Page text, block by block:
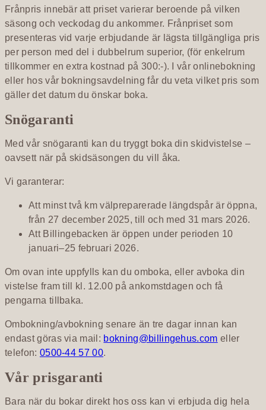
Frånpris innebär att priset varierar beroende på vilken
säsong och veckodag du ankommer. Frånpriset som
presenteras vid varje erbjudande är lägsta tillgängliga pris
per person med del i dubbelrum superior, (för enkelrum
tillkommer en extra kostnad på 300:-). I vår onlinebokning
eller hos vår bokningsavdelning får du veta vilket pris som
gäller det datum du önskar boka.
Snögaranti
Med vår snögaranti kan du tryggt boka din skidvistelse –
oavsett när på skidsäsongen du vill åka.
Vi garanterar:
Att minst två km välpreparerade längdspår är öppna,
från 27 december 2025, till och med 31 mars 2026.
Att Billingebacken är öppen under perioden 10
januari–25 februari 2026.
Om ovan inte uppfylls kan du omboka, eller avboka din
vistelse fram till kl. 12.00 på ankomstdagen och få
pengarna tillbaka.
Ombokning/avbokning senare än tre dagar innan kan
endast göras via mail: bokning@billingehus.com eller
telefon: 0500-44 57 00.
Vår prisgaranti
Bara när du bokar direkt hos oss kan vi erbjuda dig hela